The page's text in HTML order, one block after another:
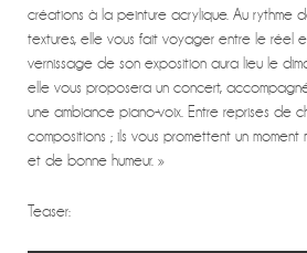
créations à la peinture acrylique. Au rythme
textures, elle vous fait voyager entre le réel
vernissage de son exposition aura lieu le
elle vous proposera un concert,
une ambiance piano-voix. Entre reprises de
compositions ; ils vous promettent un
et de bonne humeur. »
Teaser: